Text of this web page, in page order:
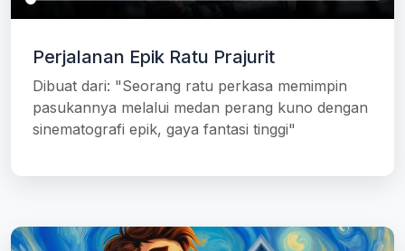
Perjalanan Epik Ratu Prajurit
Dibuat dari: "Seorang ratu perkasa memimpin
pasukannya melalui medan perang kuno dengan
sinematografi epik, gaya fantasi tinggi"